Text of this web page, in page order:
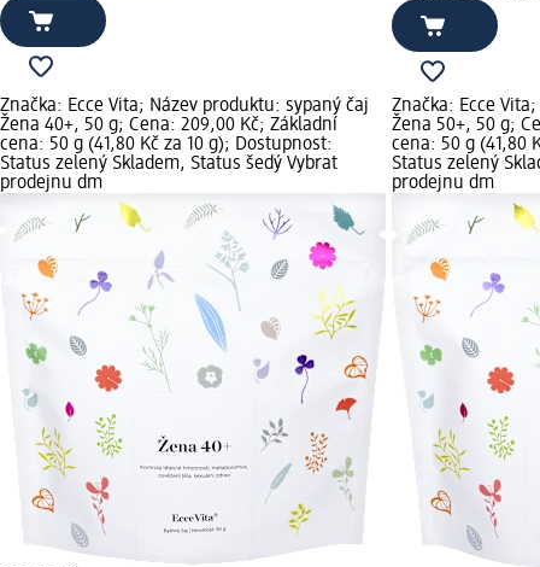
Značka: Ecce Vita; Název produktu: sypaný čaj
Žena 40+, 50 g; Cena: 209,00 Kč; Základní
cena: 50 g (41,80 Kč za 10 g); Dostupnost:
Status zelený Skladem, Status šedý Vybrat
prodejnu dm
Značka: Ecce
Žena 50+, 50 g;
cena: 50 g (41,80
Status zelený
prodejnu dm